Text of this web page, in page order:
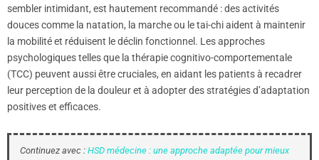
sembler intimidant, est hautement recommandé : des activités
douces comme la natation, la marche ou le tai-chi aident à maintenir
la mobilité et réduisent le déclin fonctionnel. Les approches
psychologiques telles que la thérapie cognitivo-comportementale
(TCC) peuvent aussi être cruciales, en aidant les patients à recadrer
leur perception de la douleur et à adopter des stratégies d’adaptation
positives et efficaces.
Continuez avec : HSD médecine : une approche adaptée pour mieux